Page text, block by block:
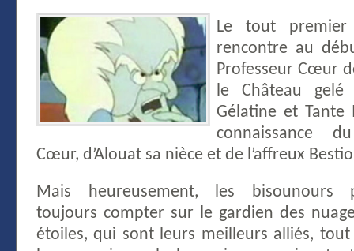
Le tout premier
rencontre au
Professeur Cœur
le Château gelé
Gélatine et
connaissance
Cœur, d’Alouat sa nièce et de l’affreux
Mais heureusement, les bisounours
toujours compter sur le gardien des
étoiles, qui sont leurs meilleurs alliés, tout